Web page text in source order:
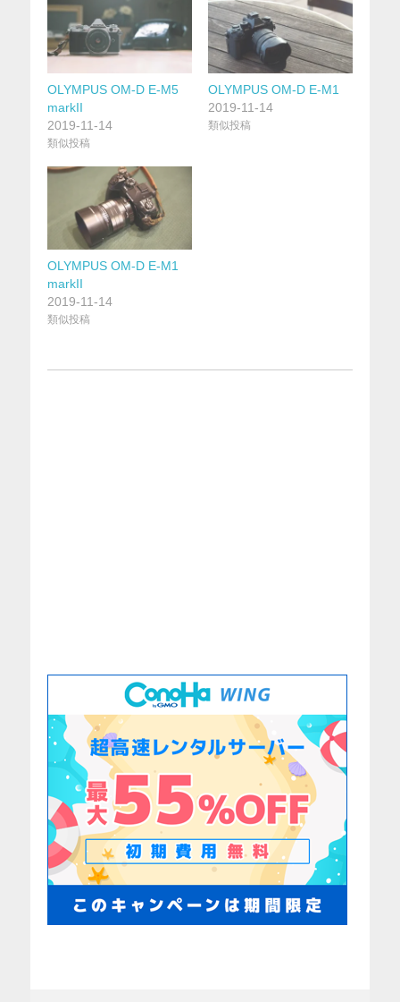
OLYMPUS OM-D E-M5
markII
2019-11-14
類似投稿
OLYMPUS OM-D E-M1
2019-11-14
類似投稿
OLYMPUS OM-D E-M1
markII
2019-11-14
類似投稿